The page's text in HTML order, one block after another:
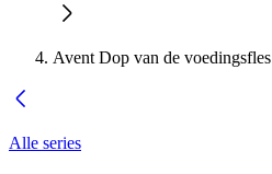
Avent Dop van de voedingsfles
Alle series